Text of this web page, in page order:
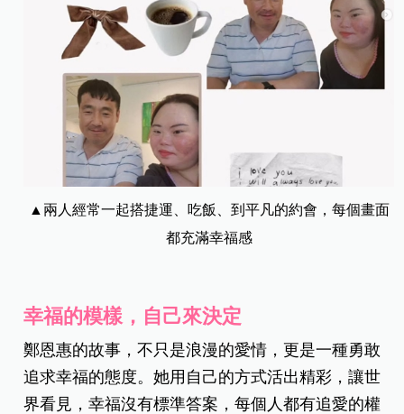
▲兩人經常一起搭捷運、吃飯、到平凡的約會，每個畫面
都充滿幸福感
幸福的模樣，自己來決定
鄭恩惠的故事，不只是浪漫的愛情，更是一種勇敢
追求幸福的態度。她用自己的方式活出精彩，讓世
界看見，幸福沒有標準答案，每個人都有追愛的權